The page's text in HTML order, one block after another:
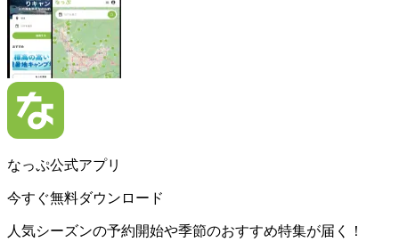
なっぷ公式アプリ
今すぐ無料ダウンロード
人気シーズンの予約開始や季節のおすすめ特集が届く！